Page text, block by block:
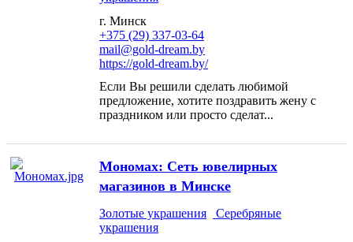
г. Минск
+375 (29) 337-03-64
mail@gold-dream.by
https://gold-dream.by/
Если Вы решили сделать любимой
предложение, хотите поздравить жену с
праздником или просто сделат...
Мономах: Сеть ювелирных
магазинов в Минске
Золотые украшения
Серебряные
украшения